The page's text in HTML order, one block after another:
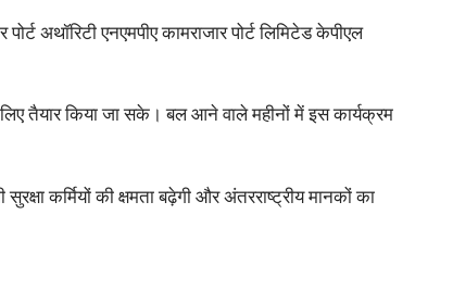
अथॉरिटी एनएमपीए कामराजार पोर्ट लिमिटेड केपीएल
लिए तैयार किया जा सके। बल आने वाले महीनों में इस कार्यक्रम
कर्मियों की क्षमता बढ़ेगी और अंतरराष्ट्रीय मानकों का